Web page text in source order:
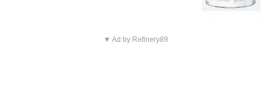
▼ Ad by Refinery89